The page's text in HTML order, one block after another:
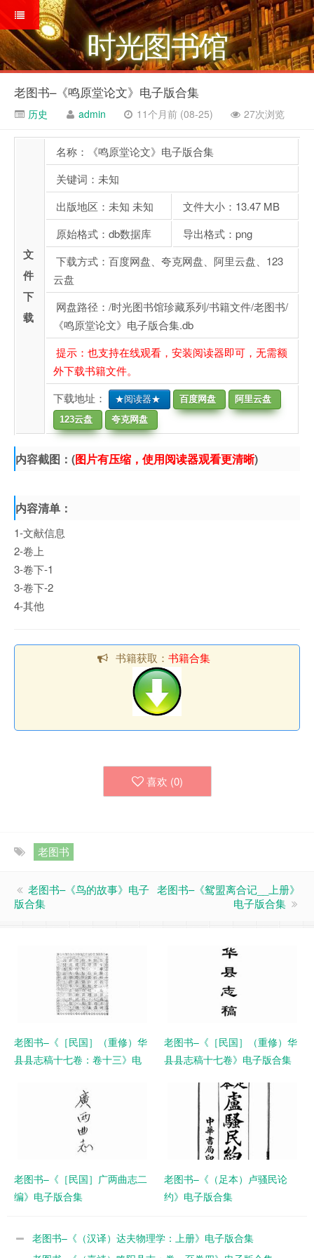
时光图书馆
老图书–《鸣原堂论文》电子版合集
历史 admin 11个月前 (08-25) 27次浏览
文
件
下
载
名称：《鸣原堂论文》电子版合集
关键词：未知
出版地区：未知 未知
文件大小：13.47 MB
原始格式：db数据库
导出格式：png
下载方式：百度网盘、夸克网盘、阿里云盘、123
云盘
网盘路径：/时光图书馆珍藏系列/书籍文件/老图书/
《鸣原堂论文》电子版合集.db
提示：也支持在线观看，安装阅读器即可，无需额
外下载书籍文件。
下载地址：
★阅读器★ 百度网盘
阿里云盘
123云盘
夸克网盘
内容截图：(图片有压缩，使用阅读器观看更清晰)
内容清单：
1-文献信息
2-卷上
3-卷下-1
3-卷下-2
4-其他
书籍获取： 书籍合集
喜欢 (0)
老图书
老图书–《鸟的故事》电子
版合集
老图书–《鸳盟离合记__上册》
电子版合集
老图书–《［民国］（重修）华
县县志稿十七卷：卷十三》电
老图书–《［民国］（重修）华
县县志稿十七卷》电子版合集
老图书–《［民国］广两曲志二
编》电子版合集
老图书–《（足本）卢骚民论
约》电子版合集
老图书–《（汉译）达夫物理学：上册》电子版合集